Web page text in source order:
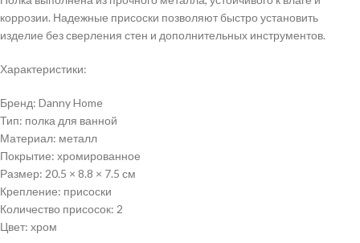
коррозии. Надежные присоски позволяют быстро установить
изделие без сверления стен и дополнительных инструментов.
Характеристики:
Бренд: Danny Home
Тип: полка для ванной
Материал: металл
Покрытие: хромированное
Размер: 20.5 × 8.8 × 7.5 см
Крепление: присоски
Количество присосок: 2
Цвет: хром